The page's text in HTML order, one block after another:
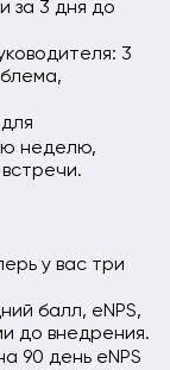
за 3 дня до
3
для
неделю,
у вас три
балл, eNPS,
до внедрения.
90 день eNPS